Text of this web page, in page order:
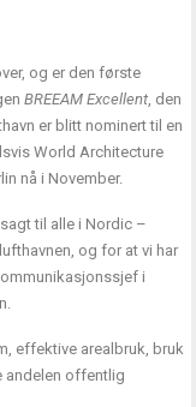
og er den første
BREEAM Excellent, den
er blitt nominert til en
World Architecture
nå i November.
til alle i Nordic –
og for at vi har
i
effektive arealbruk, bruk
andelen offentlig